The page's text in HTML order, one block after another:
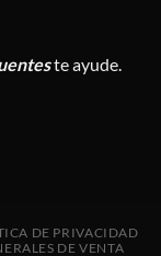
te ayude.
DE PRIVACIDAD
DE VENTA